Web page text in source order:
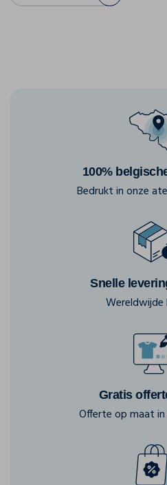
100%
Bedrukt in onze
Snelle
Wereldwijde
Gratis
Offerte op maat in